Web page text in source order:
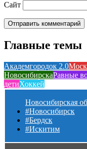
Сайт
Главные темы
Академгородок 2.0
НовосибирскаРавные
детиХоккей
Новосибирская
#Новосибирск
#Бердск
#Искитим